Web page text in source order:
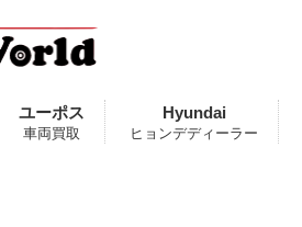
ユーポス
車両買取
Hyundai
ヒョンデディーラー